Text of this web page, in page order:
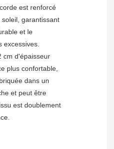
est renforcé
garantissant
et le
excessives.
cm d'épaisseur
plus confortable,
dans un
et peut être
est doublement